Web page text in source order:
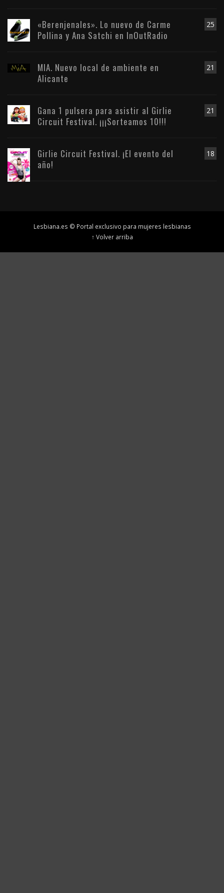
25
«Berenjenales». Lo nuevo de Carme
Pollina y Ana Satchi en InOutRadio
21
MIA. Nuevo local de ambiente en
Alicante
21
Gana 1 pulsera para asistir al Girlie
Circuit Festival. ¡¡¡Sorteamos 10!!!
18
Girlie Circuit Festival. ¡El evento del
año!
Lesbiana.es © Portal exclusivo para mujeres lesbianas
↑ Volver arriba